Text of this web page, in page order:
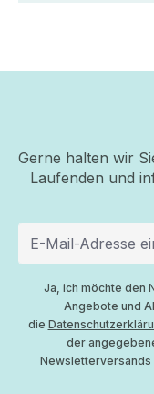
Gerne halten wir
Laufenden und
Ja, ich möchte den
Angebote und
die
der
Newsletterversands